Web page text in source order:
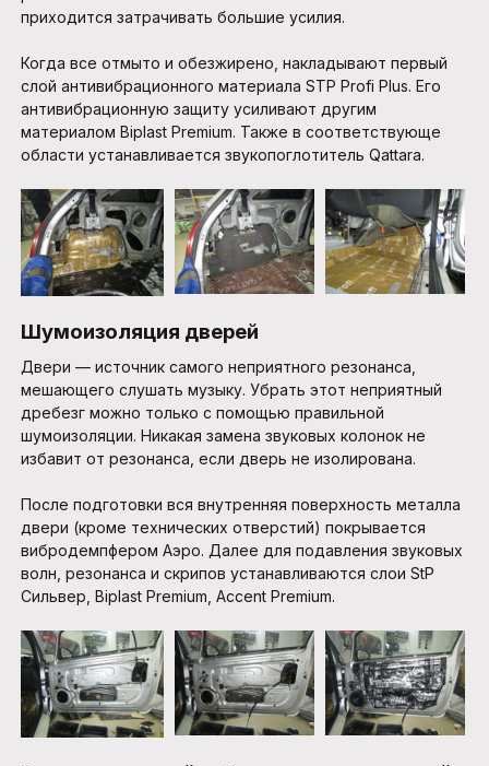
приходится затрачивать большие усилия.
Когда все отмыто и обезжирено, накладывают первый
слой антивибрационного материала STP Profi Plus. Его
антивибрационную защиту усиливают другим
материалом Biplast Premium. Также в соответствующе
области устанавливается звукопоглотитель Qattara.
Шумоизоляция дверей
Двери — источник самого неприятного резонанса,
мешающего слушать музыку. Убрать этот неприятный
дребезг можно только с помощью правильной
шумоизоляции. Никакая замена звуковых колонок не
избавит от резонанса, если дверь не изолирована.
После подготовки вся внутренняя поверхность металла
двери (кроме технических отверстий) покрывается
вибродемпфером Аэро. Далее для подавления звуковых
волн, резонанса и скрипов устанавливаются слои StP
Сильвер, Biplast Premium, Accent Premium.